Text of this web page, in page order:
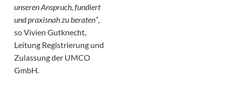
unseren Anspruch, fundiert
und praxisnah zu beraten“,
so Vivien Gutknecht,
Leitung Registrierung und
Zulassung der UMCO
GmbH.